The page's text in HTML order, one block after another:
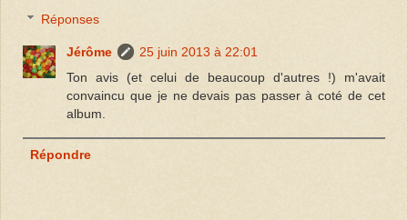
Réponses
Jérôme
25 juin 2013 à 22:01
Ton avis (et celui de beaucoup d'autres !) m'avait
convaincu que je ne devais pas passer à coté de cet
album.
Répondre